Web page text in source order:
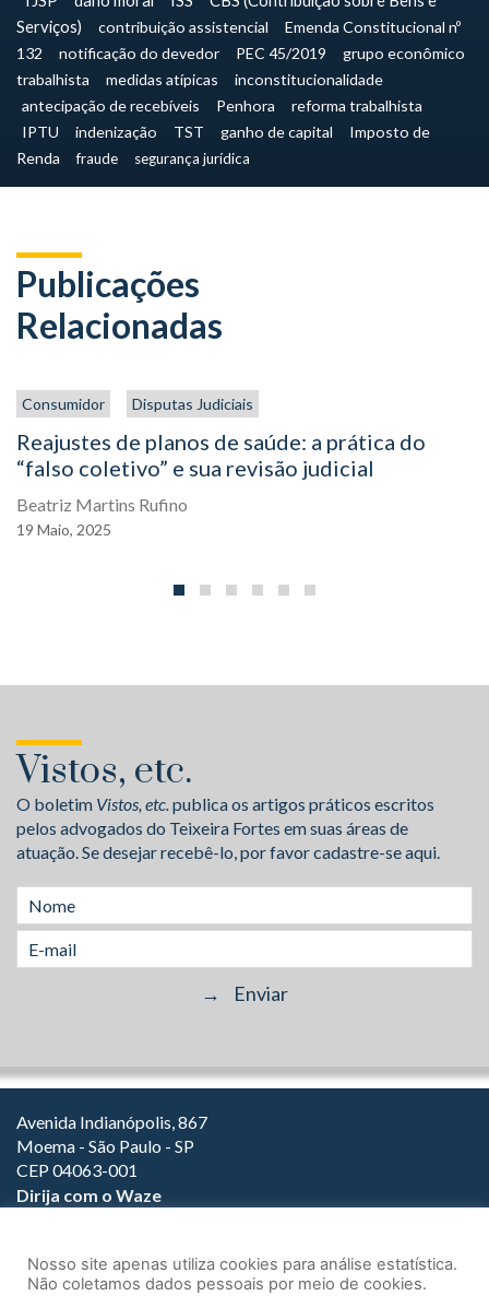
Serviços)
contribuição assistencial
Emenda Constitucional nº
132
notificação do devedor PEC 45/2019
grupo econômico
trabalhista
medidas atípicas
inconstitucionalidade
antecipação de recebíveis
Penhora
reforma trabalhista
IPTU
indenização TST ganho de capital
Imposto de
Renda
fraude segurança jurídica
Publicações
Relacionadas
Consumidor Disputas Judiciais
Reajustes de planos de saúde: a prática do
“falso coletivo” e sua revisão judicial
Beatriz Martins Rufino
19 Maio, 2025
Vistos, etc.
O boletim Vistos, etc.publica os artigos práticos escritos
pelos advogados do Teixeira Fortes em suas áreas de
atuação. Se desejar recebê-lo, por favor cadastre-se aqui.
Avenida Indianópolis, 867
Moema - São Paulo - SP
CEP 04063-001
Dirija com o Waze
(11) 3147-1800
Nosso site apenas utiliza cookies para análise estatística.
Não coletamos dados pessoais por meio de cookies.